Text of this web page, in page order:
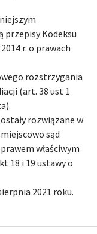
przepisy Kodeksu
r. o prawach
rozstrzygania
(art. 38 ust 1
rozwiązane w
sąd
właściwym
18 i 19 ustawy o
2021 roku.